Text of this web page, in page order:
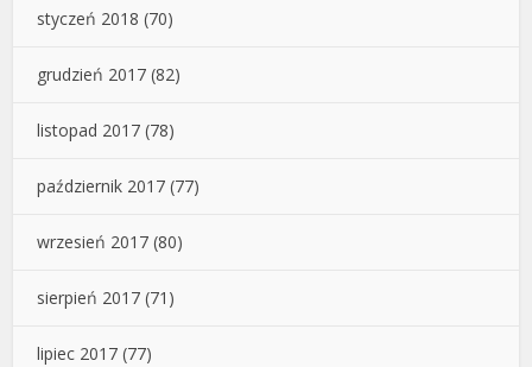
styczeń 2018 (70)
grudzień 2017 (82)
listopad 2017 (78)
październik 2017 (77)
wrzesień 2017 (80)
sierpień 2017 (71)
lipiec 2017 (77)